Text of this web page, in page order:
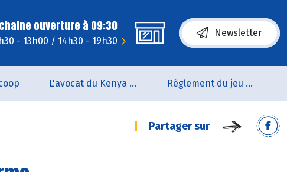
ouverture à 09:30
- 13h00 / 14h30 - 19h30
Newsletter
L'avocat du Kenya arrive en rayon !! Règlement du jeu concours Anniversaire BIOCOOP de L’estuaire
Partager sur